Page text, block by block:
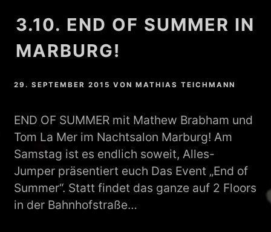
3.10. END OF SUMMER IN
MARBURG!
29. SEPTEMBER 2015 VONMATHIAS TEICHMANN
END OF SUMMER mit Mathew Brabham und
Tom La Mer im Nachtsalon Marburg! Am
Samstag ist es endlich soweit, Alles-
Jumper präsentiert euch Das Event „End of
Summer“. Statt findet das ganze auf 2 Floors
in der Bahnhofstraße…